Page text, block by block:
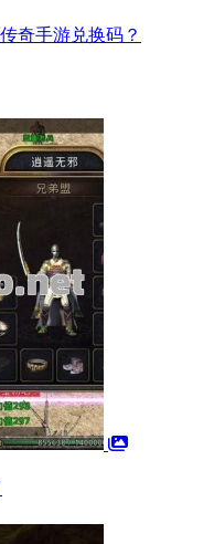
奇手游兑换码？